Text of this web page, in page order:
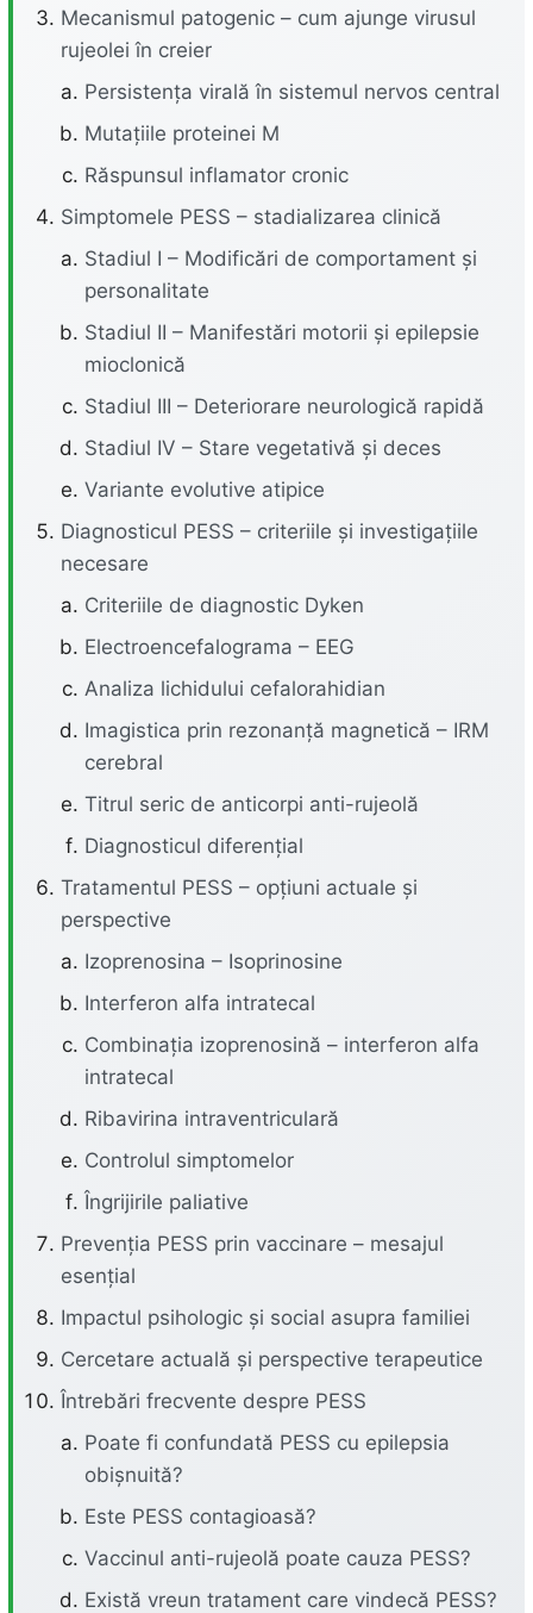
Mecanismul patogenic – cum ajunge virusul
rujeolei în creier
Persistența virală în sistemul nervos central
Mutațiile proteinei M
Răspunsul inflamator cronic
Simptomele PESS – stadializarea clinică
Stadiul I – Modificări de comportament și
personalitate
Stadiul II – Manifestări motorii și epilepsie
mioclonică
Stadiul III – Deteriorare neurologică rapidă
Stadiul IV – Stare vegetativă și deces
Variante evolutive atipice
Diagnosticul PESS – criteriile și investigațiile
necesare
Criteriile de diagnostic Dyken
Electroencefalograma – EEG
Analiza lichidului cefalorahidian
Imagistica prin rezonanță magnetică – IRM
cerebral
Titrul seric de anticorpi anti-rujeolă
Diagnosticul diferențial
Tratamentul PESS – opțiuni actuale și
perspective
Izoprenosina – Isoprinosine
Interferon alfa intratecal
Combinația izoprenosină – interferon alfa
intratecal
Ribavirina intraventriculară
Controlul simptomelor
Îngrijirile paliative
Prevenția PESS prin vaccinare – mesajul
esențial
Impactul psihologic și social asupra familiei
Cercetare actuală și perspective terapeutice
Întrebări frecvente despre PESS
Poate fi confundată PESS cu epilepsia
obișnuită?
Este PESS contagioasă?
Vaccinul anti-rujeolă poate cauza PESS?
Există vreun tratament care vindecă PESS?